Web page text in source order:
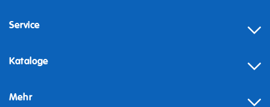
Service
Kataloge
Mehr